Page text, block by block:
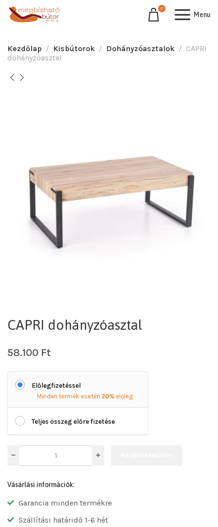
0
Menu
Kezdőlap Kisbútorok Dohányzóasztalok
CAPRI
dohányzóasztal
CAPRI dohányzóasztal
58.100 Ft
Előlegfizetéssel
Minden termék esetén 20% előleg
Teljes összeg előre fizetése
Vásárlási információk:
Garancia minden termékre
Szállítási határidő 1-6 hét